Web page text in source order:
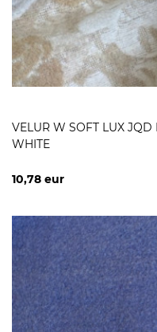
VELUR W SOFT LUX
WHITE
10,78 eur